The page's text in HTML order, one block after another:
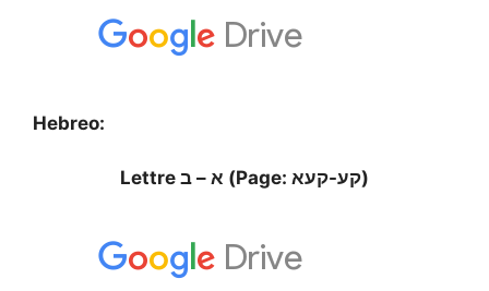
Hebreo:
Lettre א – ב (Page: קע-קעא)